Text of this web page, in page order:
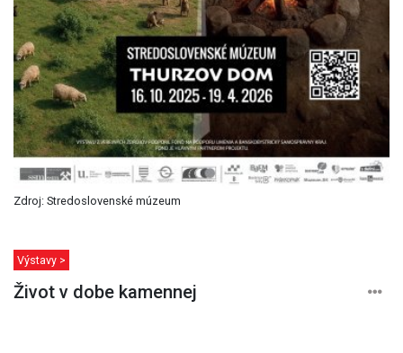
Zdroj: Stredoslovenské múzeum
Výstavy >
Život v dobe kamennej